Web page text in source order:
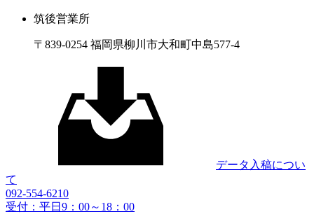
筑後営業所
〒839-0254 福岡県柳川市大和町中島577-4
データ入稿につい
て
092-554-6210
受付：平日9：00～18：00